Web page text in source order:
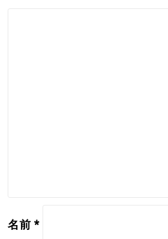
名前 *